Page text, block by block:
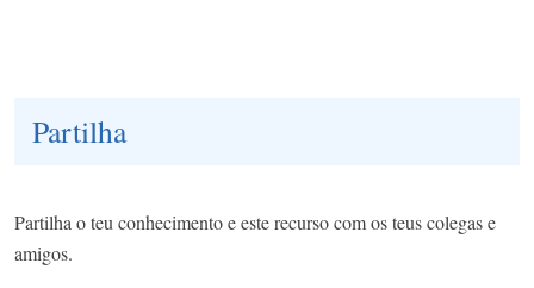
Partilha
Partilha o teu conhecimento e este recurso com os teus colegas e
amigos.